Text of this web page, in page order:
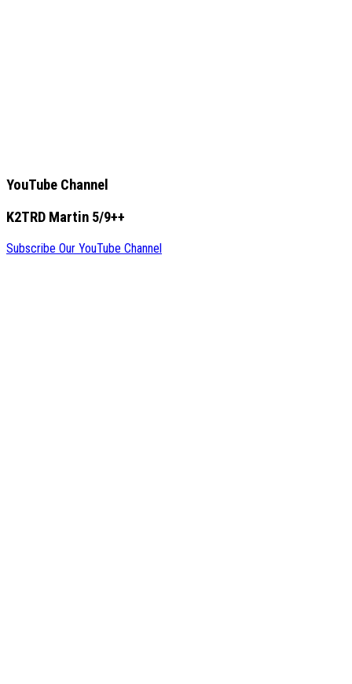
YouTube Channel
K2TRD Martin 5/9++
Subscribe Our YouTube Channel